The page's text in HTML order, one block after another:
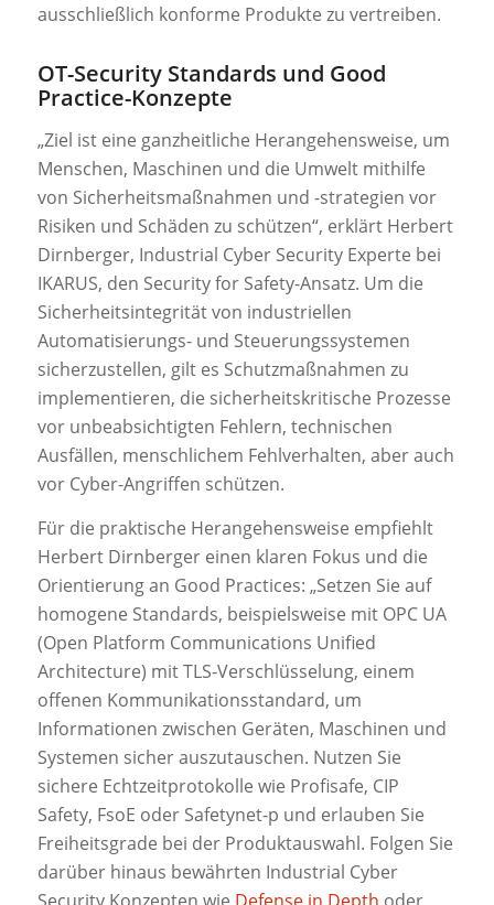
ausschließlich konforme Produkte zu vertreiben.
OT-Security Standards und Good
Practice-Konzepte
„Ziel ist eine ganzheitliche Herangehensweise, um
Menschen, Maschinen und die Umwelt mithilfe
von Sicherheitsmaßnahmen und -strategien vor
Risiken und Schäden zu schützen“, erklärt Herbert
Dirnberger, Industrial Cyber Security Experte bei
IKARUS, den Security for Safety-Ansatz. Um die
Sicherheitsintegrität von industriellen
Automatisierungs- und Steuerungssystemen
sicherzustellen, gilt es Schutzmaßnahmen zu
implementieren, die sicherheitskritische Prozesse
vor unbeabsichtigten Fehlern, technischen
Ausfällen, menschlichem Fehlverhalten, aber auch
vor Cyber-Angriffen schützen.
Für die praktische Herangehensweise empfiehlt
Herbert Dirnberger einen klaren Fokus und die
Orientierung an Good Practices: „Setzen Sie auf
homogene Standards, beispielsweise mit OPC UA
(Open Platform Communications Unified
Architecture) mit TLS-Verschlüsselung, einem
offenen Kommunikationsstandard, um
Informationen zwischen Geräten, Maschinen und
Systemen sicher auszutauschen. Nutzen Sie
sichere Echtzeitprotokolle wie Profisafe, CIP
Safety, FsoE oder Safetynet-p und erlauben Sie
Freiheitsgrade bei der Produktauswahl. Folgen Sie
darüber hinaus bewährten Industrial Cyber
Security Konzepten wie Defense in Depth oder